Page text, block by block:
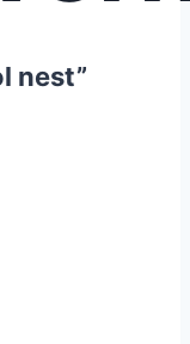
nest”